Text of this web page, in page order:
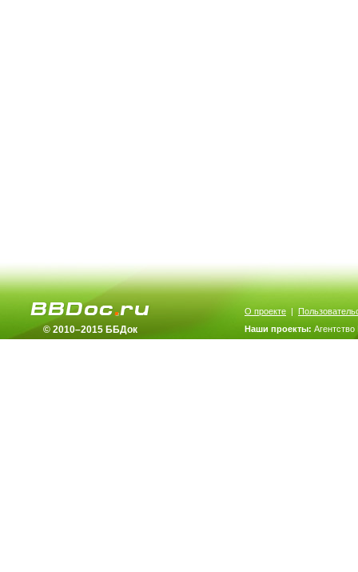
© 2010–2015 ББДок
О проекте |
Наши проекты: